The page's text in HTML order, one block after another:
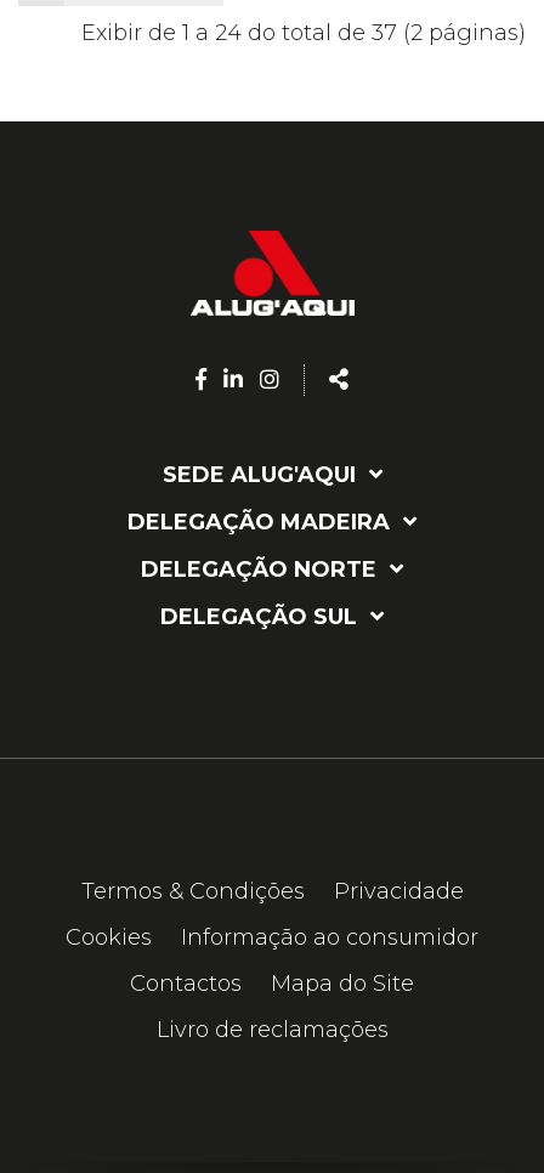
Exibir de 1 a 24 do total de 37 (2 páginas)
Facebook
Linkedin
Instagram
Share
SEDE ALUG'AQUI
DELEGAÇÃO MADEIRA
DELEGAÇÃO NORTE
DELEGAÇÃO SUL
Termos & Condições
Privacidade
Cookies
Informação ao consumidor
Contactos
Mapa do Site
Livro de reclamações